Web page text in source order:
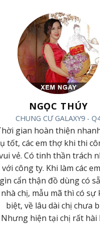
NGỌC THÚY
CHUNG CƯ GALAXY9 -
gian hoàn thiện
tốt, các em thợ khi thi
vẻ. Có tinh thần trách
với công ty. Khi làm các
gìn cẩn thận đồ dùng có
nhà chị, mẫu mã thì có sự
biệt, về lâu dài chị chưa
Nhưng hiện tại chị rất hài